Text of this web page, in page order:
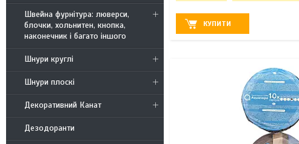
Швейна фурнітура: люверси,
блочки, хольнитен, кнопка,
наконечник і багато іншого
Шнури круглі
Шнури плоскі
Декоративний Канат
Дезодоранти
КУПИТИ